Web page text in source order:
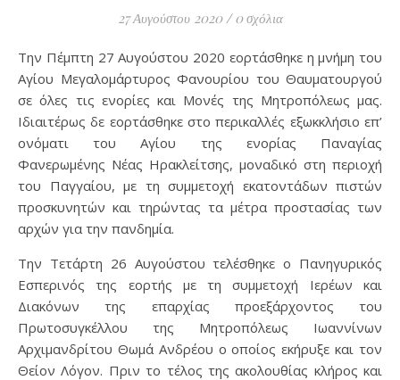
27 Αυγούστου 2020 / 0 σχόλια
Την Πέμπτη 27 Αυγούστου 2020 εορτάσθηκε η μνήμη του
Αγίου Μεγαλομάρτυρος Φανουρίου του Θαυματουργού
σε όλες τις ενορίες και Μονές της Μητροπόλεως μας.
Ιδιαιτέρως δε εορτάσθηκε στο περικαλλές εξωκκλήσιο επ’
ονόματι του Αγίου της ενορίας Παναγίας
Φανερωμένης Νέας Ηρακλείτσης, μοναδικό στη περιοχή
του Παγγαίου, με τη συμμετοχή εκατοντάδων πιστών
προσκυνητών και τηρώντας τα μέτρα προστασίας των
αρχών για την πανδημία.
Την Τετάρτη 26 Αυγούστου τελέσθηκε ο Πανηγυρικός
Εσπερινός της εορτής με τη συμμετοχή Ιερέων και
Διακόνων της επαρχίας προεξάρχοντος του
Πρωτοσυγκέλλου της Μητροπόλεως Ιωαννίνων
Αρχιμανδρίτου Θωμά Ανδρέου ο οποίος εκήρυξε και τον
Θείον Λόγον. Πριν το τέλος της ακολουθίας κλήρος και